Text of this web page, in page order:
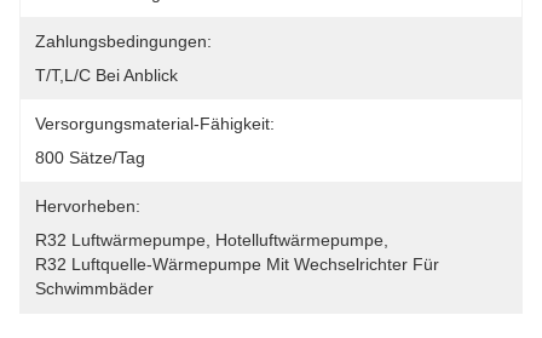
Zahlungsbedingungen:
T/T,L/C Bei Anblick
Versorgungsmaterial-Fähigkeit:
800 Sätze/Tag
Hervorheben:
R32 Luftwärmepumpe Hotelluftwärmepumpe
R32 Luftquelle-Wärmepumpe Mit Wechselrichter Für
Schwimmbäder